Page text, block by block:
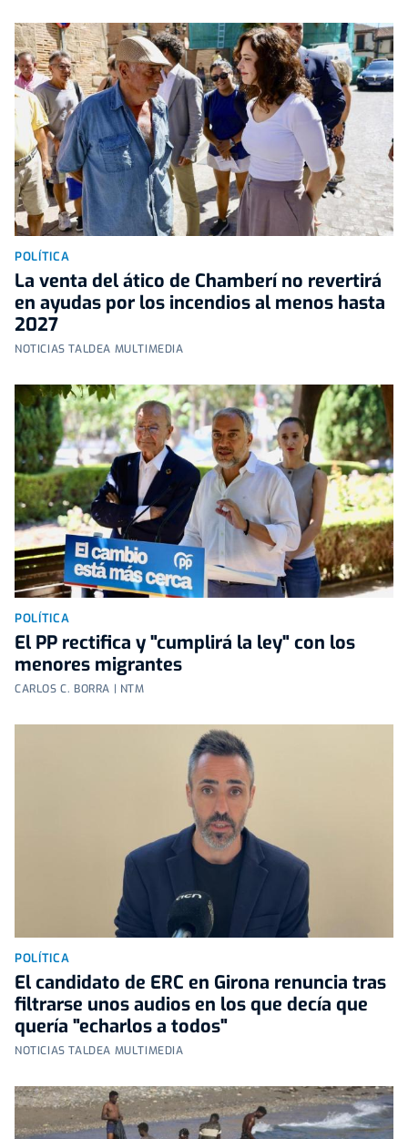
POLÍTICA
La venta del ático de Chamberí no revertirá
en ayudas por los incendios al menos hasta
2027
NOTICIAS TALDEA MULTIMEDIA
POLÍTICA
El PP rectifica y "cumplirá la ley" con los
menores migrantes
CARLOS C. BORRA | NTM
POLÍTICA
El candidato de ERC en Girona renuncia tras
filtrarse unos audios en los que decía que
quería "echarlos a todos"
NOTICIAS TALDEA MULTIMEDIA